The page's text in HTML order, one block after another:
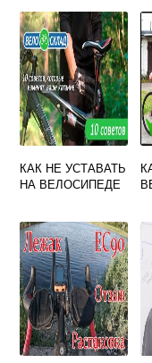
КАК НЕ УСТАВАТЬ
НА ВЕЛОСИПЕДЕ